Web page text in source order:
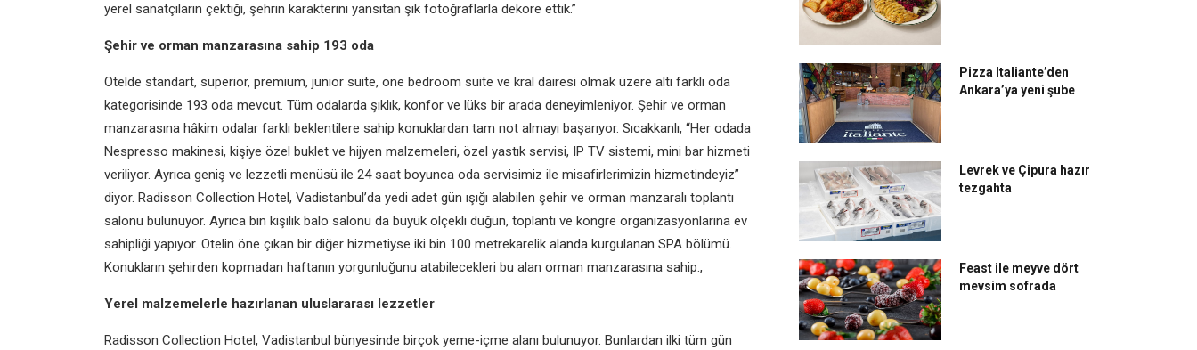
yerel sanatçıların çektiği, şehrin karakterini yansıtan şık fotoğraflarla dekore ettik.”
Şehir ve orman manzarasına sahip 193 oda
Otelde standart, superior, premium, junior suite, one bedroom suite ve kral dairesi olmak üzere altı farklı oda
kategorisinde 193 oda mevcut. Tüm odalarda şıklık, konfor ve lüks bir arada deneyimleniyor. Şehir ve orman
manzarasına hâkim odalar farklı beklentilere sahip konuklardan tam not almayı başarıyor. Sıcakkanlı, “Her odada
Nespresso makinesi, kişiye özel buklet ve hijyen malzemeleri, özel yastık servisi, IP TV sistemi, mini bar hizmeti
veriliyor. Ayrıca geniş ve lezzetli menüsü ile 24 saat boyunca oda servisimiz ile misafirlerimizin hizmetindeyiz”
diyor. Radisson Collection Hotel, Vadistanbul’da yedi adet gün ışığı alabilen şehir ve orman manzaralı toplantı
salonu bulunuyor. Ayrıca bin kişilik balo salonu da büyük ölçekli düğün, toplantı ve kongre organizasyonlarına ev
sahipliği yapıyor. Otelin öne çıkan bir diğer hizmetiyse iki bin 100 metrekarelik alanda kurgulanan SPA bölümü.
Konukların şehirden kopmadan haftanın yorgunluğunu atabilecekleri bu alan orman manzarasına sahip.,
Yerel malzemelerle hazırlanan uluslararası lezzetler
Radisson Collection Hotel, Vadistanbul bünyesinde birçok yeme-içme alanı bulunuyor. Bunlardan ilki tüm gün
Pizza Italiante’den
Ankara’ya yeni şube
Levrek ve Çipura hazır
tezgahta
Feast ile meyve dört
mevsim sofrada